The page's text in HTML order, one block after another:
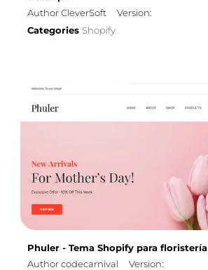
Author CleverSoft
Version:
Categories Shopify
Phuler - Tema Shopify para floristería
Author codecarnival
Version: